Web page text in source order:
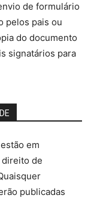
de formulário
pelos pais ou
do documento
​​signatários para
em
direito de
publicadas